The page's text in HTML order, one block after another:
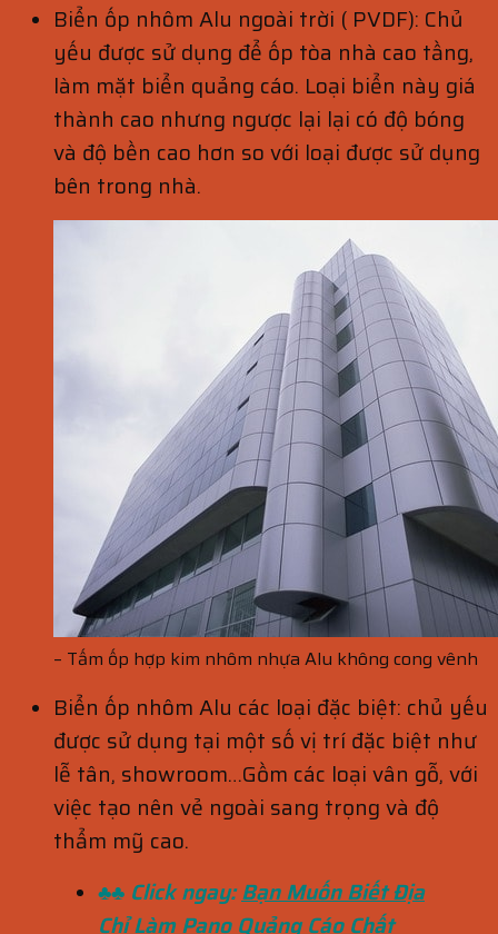
Biển ốp nhôm Alu ngoài trời ( PVDF): Chủ
yếu được sử dụng để ốp tòa nhà cao tầng,
làm mặt biển quảng cáo. Loại biển này giá
thành cao nhưng ngược lại lại có độ bóng
và độ bền cao hơn so với loại được sử dụng
bên trong nhà.
– Tấm ốp hợp kim nhôm nhựa Alu không cong vênh
Biển ốp nhôm Alu các loại đặc biệt: chủ yếu
được sử dụng tại một số vị trí đặc biệt như
lễ tân, showroom…Gồm các loại vân gỗ, với
việc tạo nên vẻ ngoài sang trọng và độ
thẩm mỹ cao.
♣♣ Click ngay:Bạn Muốn Biết Địa
Chỉ Làm Pano Quảng Cáo Chất